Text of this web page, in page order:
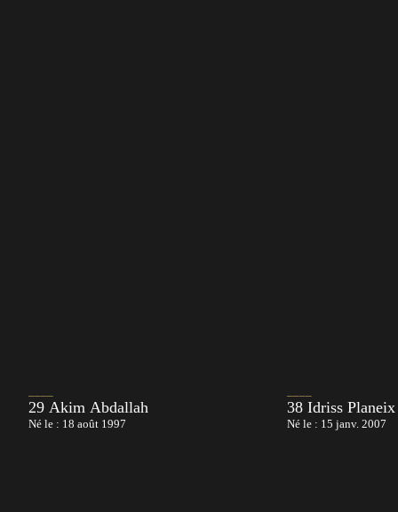
29 Akim Abdallah
Né le : 18 août 1997
38 Idriss Planeix
Né le : 15 janv. 2007